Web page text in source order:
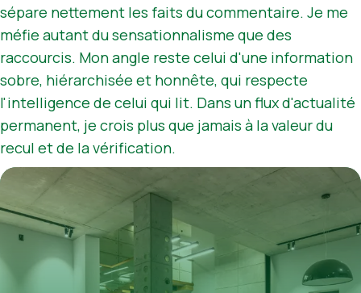
sépare nettement les faits du commentaire. Je me
méfie autant du sensationnalisme que des
raccourcis. Mon angle reste celui d'une information
sobre, hiérarchisée et honnête, qui respecte
l'intelligence de celui qui lit. Dans un flux d'actualité
permanent, je crois plus que jamais à la valeur du
recul et de la vérification.